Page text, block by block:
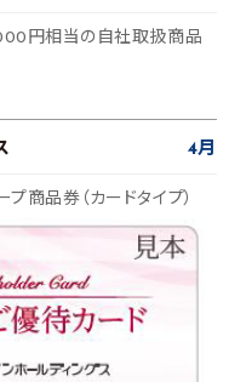
円相当の自社取扱商品
4月
商品券（カードタイプ）